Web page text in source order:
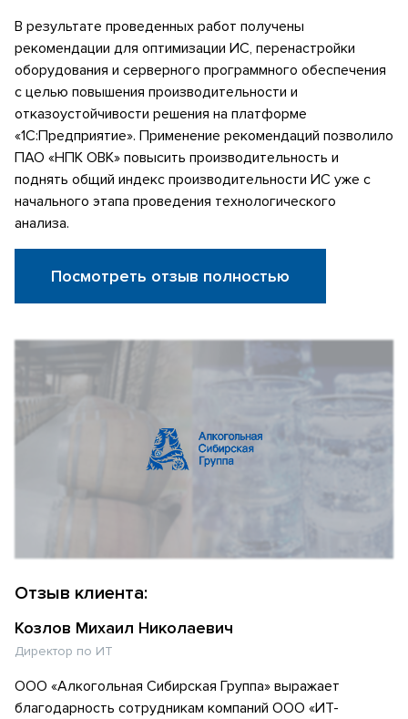
В результате проведенных работ получены
рекомендации для оптимизации ИС, перенастройки
оборудования и серверного программного обеспечения
с целью повышения производительности и
отказоустойчивости решения на платформе
«1С:Предприятие». Применение рекомендаций позволило
ПАО «НПК ОВК» повысить производительность и
поднять общий индекс производительности ИС уже с
начального этапа проведения технологического
анализа.
Посмотреть отзыв полностью
Отзыв клиента:
Козлов Михаил Николаевич
Директор по ИТ
ООО «Алкогольная Сибирская Группа» выражает
благодарность сотрудникам компаний ООО «ИТ-